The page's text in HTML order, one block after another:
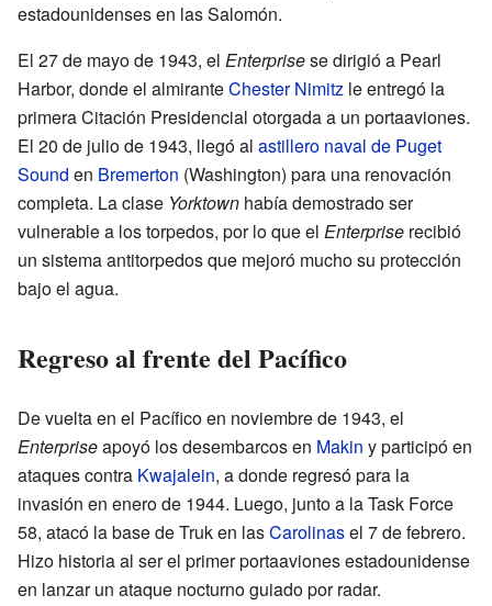
estadounidenses en las Salomón.
El 27 de mayo de 1943, el Enterprisese dirigió a Pearl
Harbor, donde el almiranteChester Nimitz le entregó la
primera Citación Presidencial otorgada a un portaaviones.
El 20 de julio de 1943, llegó al astillero naval de Puget
Sound en Bremerton (Washington) para una renovación
completa. La clase Yorktown había demostrado ser
vulnerable a los torpedos, por lo que el Enterprise recibió
un sistema antitorpedos que mejoró mucho su protección
bajo el agua.
Regreso al frente del Pacífico
De vuelta en el Pacífico en noviembre de 1943, el
Enterpriseapoyó los desembarcos en Makin y participó en
ataques contra Kwajalein, a donde regresó para la
invasión en enero de 1944. Luego, junto a la Task Force
58, atacó la base de Truk en lasCarolinasel 7 de febrero.
Hizo historia al ser el primer portaaviones estadounidense
en lanzar un ataque nocturno guiado por radar.